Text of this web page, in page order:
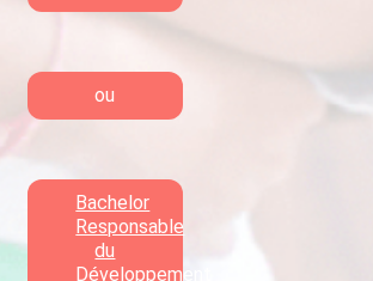
ou
Bachelor
Responsable
du
Développement